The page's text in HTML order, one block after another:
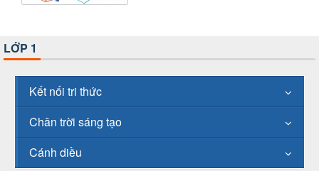
LỚP 1
Kết nối tri thức
Chân trời sáng tạo
Cánh diều